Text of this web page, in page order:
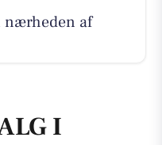
nærheden af
I